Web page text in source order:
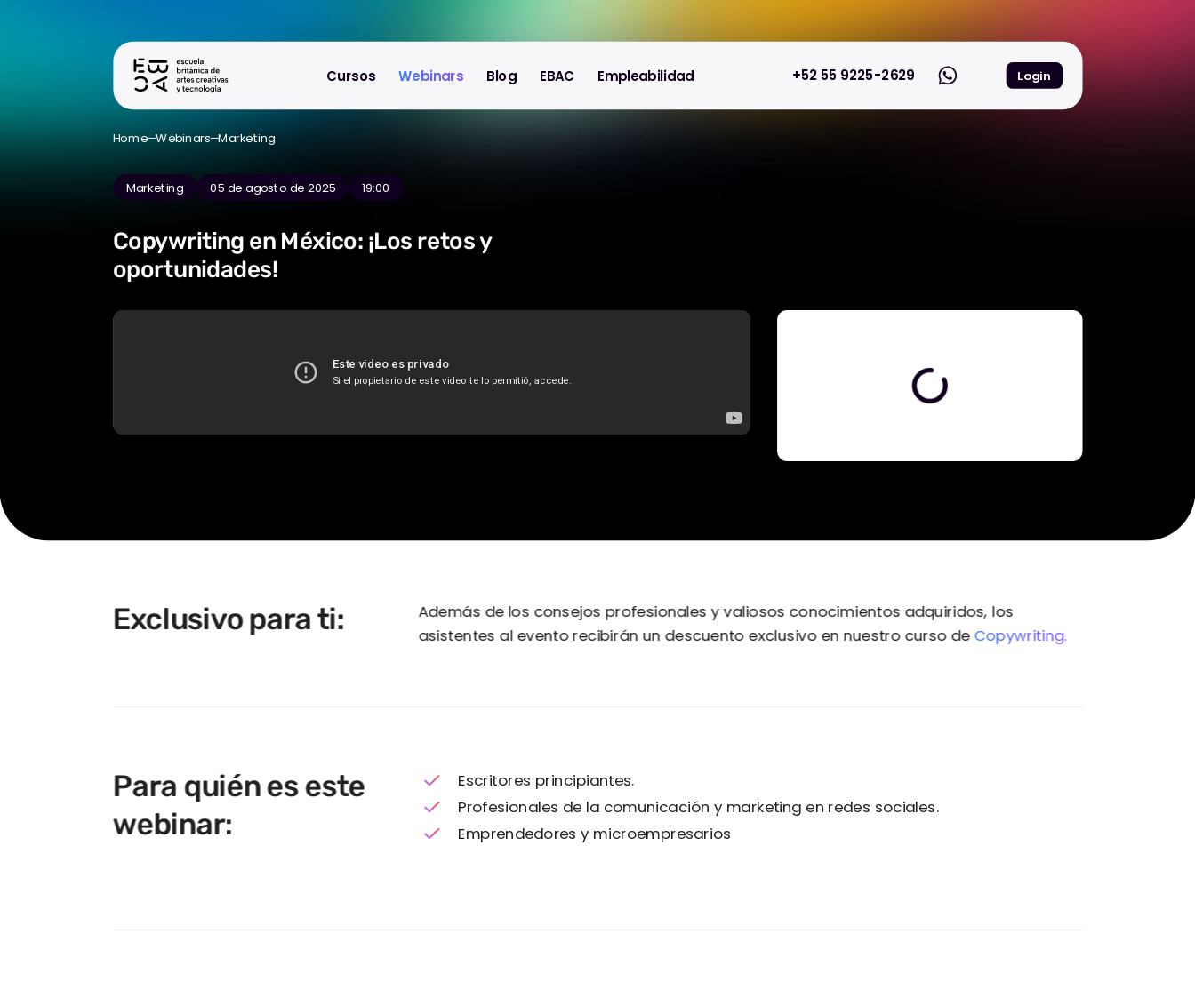
Cursos Webinars Blog EBAC Empleabilidad +52 55 9225-2629 Login
Home Webinars Marketing
Marketing 05 de agosto de 2025 19:00
Copywriting en México: ¡Los retos y
oportunidades!
Exclusivo para ti: Además de los consejos profesionales y valiosos conocimientos adquiridos, los
asistentes al evento recibirán un descuento exclusivo en nuestro curso de Copywriting.
Para quién es este
webinar:
Escritores principiantes.
Profesionales de la comunicación y marketing en redes sociales.
Emprendedores y microempresarios